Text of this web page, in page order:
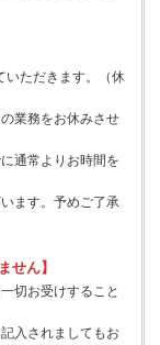
いただきます。（休
業務をお休みさせ
通常よりお時間を
ます。予めご了承
せん】
切お受けすること
入されましてもお